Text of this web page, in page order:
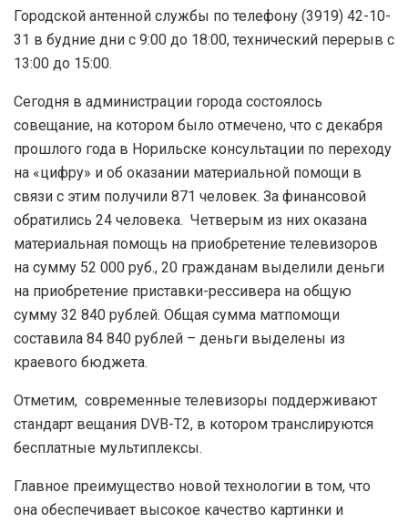
Городской антенной службы по телефону (3919) 42-10-
31 в будние дни с 9:00 до 18:00, технический перерыв с
13:00 до 15:00.
Сегодня в администрации города состоялось
совещание, на котором было отмечено, что с декабря
прошлого года в Норильске консультации по переходу
на «цифру» и об оказании материальной помощи в
связи с этим получили 871 человек. За финансовой
обратились 24 человека. Четверым из них оказана
материальная помощь на приобретение телевизоров
на сумму 52 000 руб., 20 гражданам выделили деньги
на приобретение приставки-рессивера на общую
сумму 32 840 рублей. Общая сумма матпомощи
составила 84 840 рублей – деньги выделены из
краевого бюджета.
Отметим, современные телевизоры поддерживают
стандарт вещания DVB-T2, в котором транслируются
бесплатные мультиплексы.
Главное преимущество новой технологии в том, что
она обеспечивает высокое качество картинки и